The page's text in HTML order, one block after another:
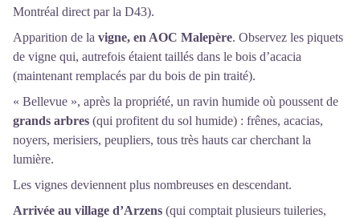
Montréal direct par la D43).
Apparition de la vigne, en AOC Malepère. Observez les piquets
de vigne qui, autrefois étaient taillés dans le bois d’acacia
(maintenant remplacés par du bois de pin traité).
« Bellevue », après la propriété, un ravin humide où poussent de
grands arbres (qui profitent du sol humide) : frênes, acacias,
noyers, merisiers, peupliers, tous très hauts car cherchant la
lumière.
Les vignes deviennent plus nombreuses en descendant.
Arrivée au village d’Arzens (qui comptait plusieurs tuileries,